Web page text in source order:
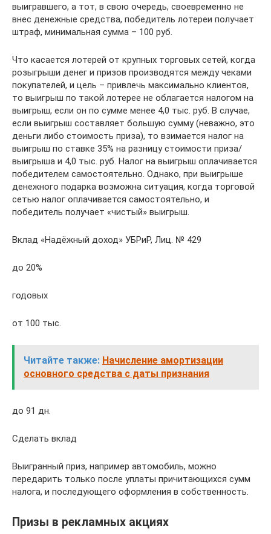
выигравшего, а тот, в свою очередь, своевременно не
внес денежные средства, победитель лотереи получает
штраф, минимальная сумма – 100 руб.
Что касается лотерей от крупных торговых сетей, когда
розыгрыши денег и призов производятся между чеками
покупателей, и цель – привлечь максимально клиентов,
то выигрыш по такой лотерее не облагается налогом на
выигрыш, если он по сумме менее 4,0 тыс. руб. В случае,
если выигрыш составляет большую сумму (неважно, это
деньги либо стоимость приза), то взимается налог на
выигрыш по ставке 35% на разницу стоимости приза/
выигрыша и 4,0 тыс. руб. Налог на выигрыш оплачивается
победителем самостоятельно. Однако, при выигрыше
денежного подарка возможна ситуация, когда торговой
сетью налог оплачивается самостоятельно, и
победитель получает «чистый» выигрыш.
Вклад «Надёжный доход» УБРиР, Лиц. № 429
до 20%
годовых
от 100 тыс.
Читайте также: Начисление амортизации
основного средства с даты признания
до 91 дн.
Сделать вклад
Выигранный приз, например автомобиль, можно
передарить только после уплаты причитающихся сумм
налога, и последующего оформления в собственность.
Призы в рекламных акциях